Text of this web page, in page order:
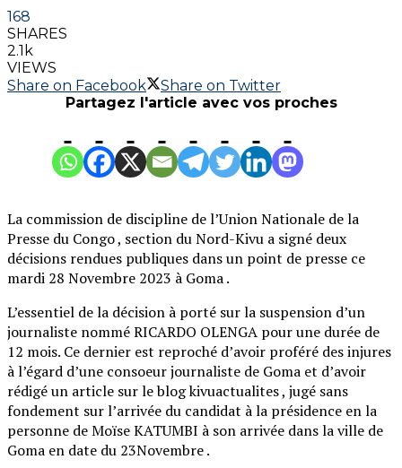
168
SHARES
2.1k
VIEWS
Share on Facebook
Share on Twitter
Partagez l'article avec vos proches
La commission de discipline de l’Union Nationale de la
Presse du Congo , section du Nord-Kivu a signé deux
décisions rendues publiques dans un point de presse ce
mardi 28 Novembre 2023 à Goma .
L’essentiel de la décision à porté sur la suspension d’un
journaliste nommé RICARDO OLENGA pour une durée de
12 mois. Ce dernier est reproché d’avoir proféré des injures
à l’égard d’une consoeur journaliste de Goma et d’avoir
rédigé un article sur le blog kivuactualites , jugé sans
fondement sur l’arrivée du candidat à la présidence en la
personne de Moïse KATUMBI à son arrivée dans la ville de
Goma en date du 23Novembre .